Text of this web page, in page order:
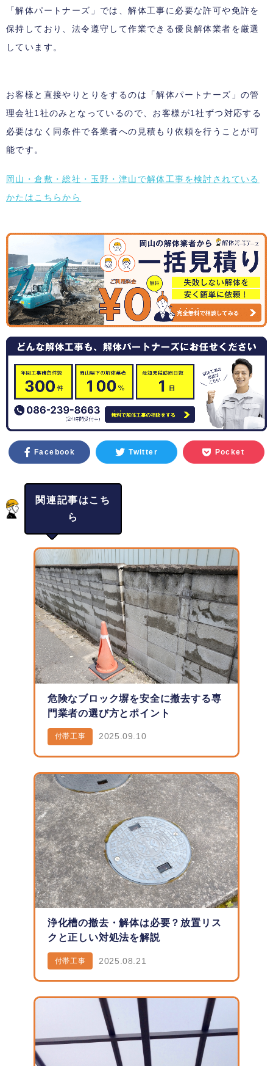
「解体パートナーズ」では、解体工事に必要な許可や免許を
保持しており、法令遵守して作業できる優良解体業者を厳選
しています。
お客様と直接やりとりをするのは「解体パートナーズ」の管
理会社1社のみとなっているので、お客様が1社ずつ対応する
必要はなく同条件で各業者への見積もり依頼を行うことが可
能です。
岡山・倉敷・総社・玉野・津山で解体工事を検討されている
かたはこちらから
Facebook Twitter Pocket
関連記事はこち
ら
危険なブロック塀を安全に撤去する専
門業者の選び方とポイント
付帯工事 2025.09.10
浄化槽の撤去・解体は必要？放置リス
クと正しい対処法を解説
付帯工事 2025.08.21